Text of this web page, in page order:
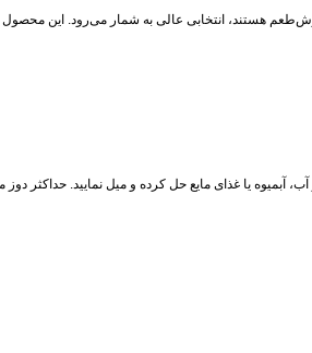
هستند، انتخابی عالی به شمار می‌رود. این